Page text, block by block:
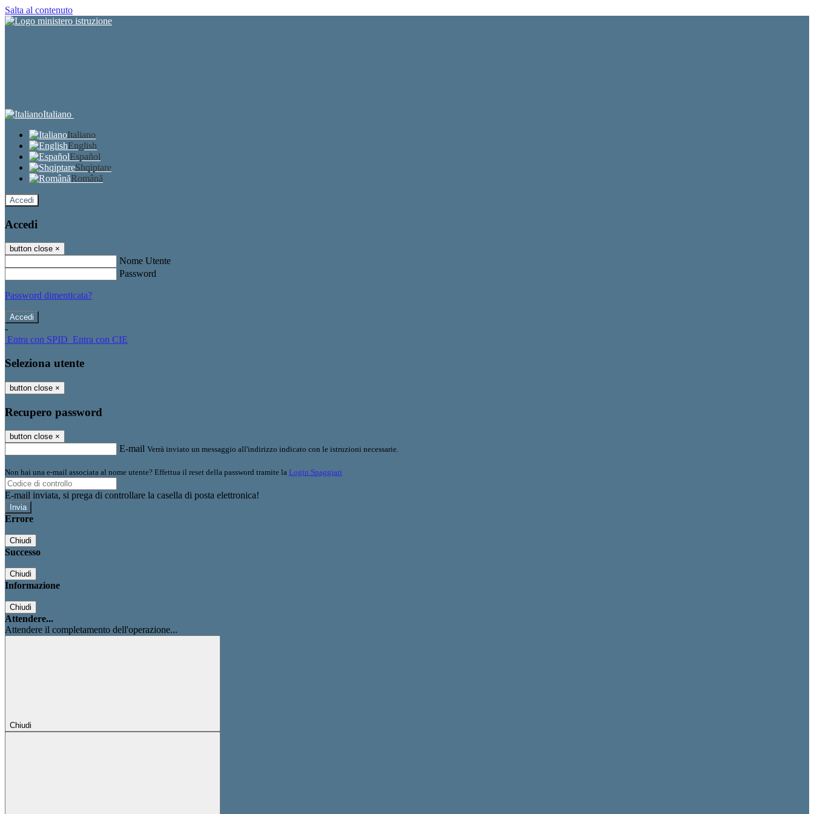
Salta al contenuto
Italiano
Italiano
English
Español
Shqiptare
Română
Accedi
Accedi
button close ×
Nome Utente
Password
Password dimenticata?
-
Entra con SPID Entra con CIE
Seleziona utente
button close ×
Recupero password
button close ×
E-mail Verrà inviato un messaggio all'indirizzo indicato con le istruzioni necessarie.
Non hai una e-mail associata al nome utente? Effettua il reset della password tramite la Login Spaggiari
E-mail inviata, si prega di controllare la casella di posta elettronica!
Errore
Chiudi
Successo
Chiudi
Informazione
Chiudi
Attendere...
Attendere il completamento dell'operazione...
Chiudi